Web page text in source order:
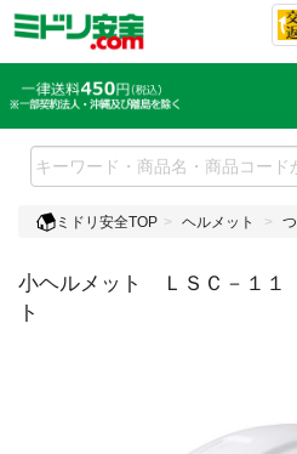
ミドリ安全TOP ヘルメット
小ヘルメット ＬＳＣ－１
ト